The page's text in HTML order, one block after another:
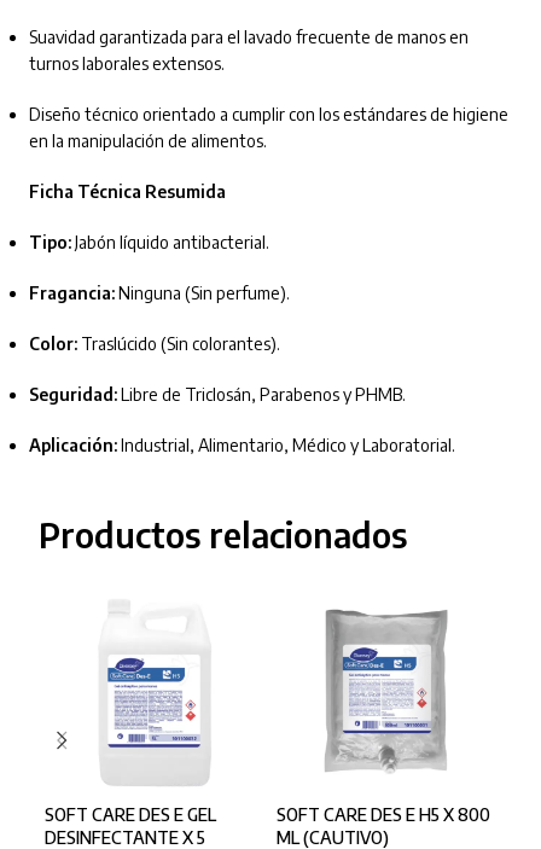
Suavidad garantizada para el lavado frecuente de manos en
turnos laborales extensos.
Diseño técnico orientado a cumplir con los estándares de higiene
en la manipulación de alimentos.
Ficha Técnica Resumida
Tipo:Jabón líquido antibacterial.
Fragancia:Ninguna (Sin perfume).
Color:Traslúcido (Sin colorantes).
Seguridad:Libre de Triclosán, Parabenos y PHMB.
Aplicación:Industrial, Alimentario, Médico y Laboratorial.
Productos relacionados
SOFT CARE DES E GEL
DESINFECTANTE X 5
SOFT CARE DES E H5 X 800
ML (CAUTIVO)